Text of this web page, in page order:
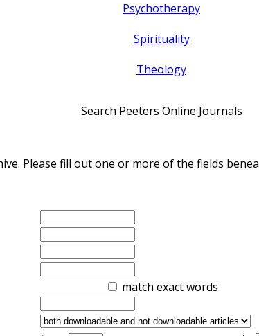
Psychotherapy
Spirituality
Theology
Search Peeters Online Journals
Please fill out one or more of the fields
match exact words